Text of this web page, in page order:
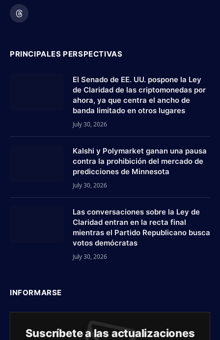
Threads
PRINCIPALES PERSPECTIVAS
El Senado de EE. UU. pospone la Ley
de Claridad de las criptomonedas por
ahora, ya que centra el ancho de
banda limitado en otros lugares
July 30, 2026
Kalshi y Polymarket ganan una pausa
contra la prohibición del mercado de
predicciones de Minnesota
July 30, 2026
Las conversaciones sobre la Ley de
Claridad entran en la recta final
mientras el Partido Republicano busca
votos demócratas
July 30, 2026
INFORMARSE
Suscríbete a las actualizaciones